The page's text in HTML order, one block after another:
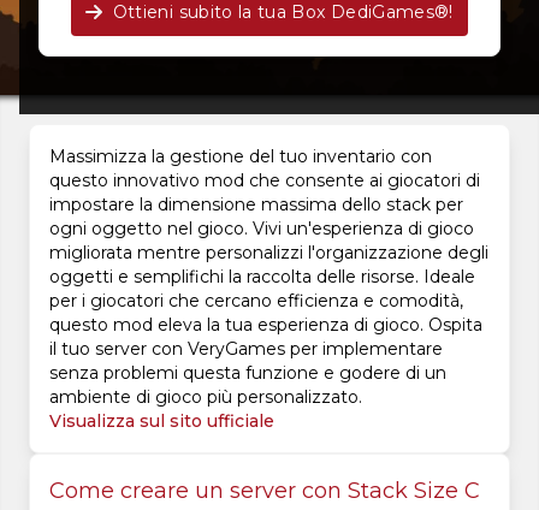
Ottieni subito la tua Box DediGames®!
Massimizza la gestione del tuo inventario con
questo innovativo mod che consente ai giocatori di
impostare la dimensione massima dello stack per
ogni oggetto nel gioco. Vivi un'esperienza di gioco
migliorata mentre personalizzi l'organizzazione degli
oggetti e semplifichi la raccolta delle risorse. Ideale
per i giocatori che cercano efficienza e comodità,
questo mod eleva la tua esperienza di gioco. Ospita
il tuo server con VeryGames per implementare
senza problemi questa funzione e godere di un
ambiente di gioco più personalizzato.
Visualizza sul sito ufficiale
Come creare un server con Stack Size C